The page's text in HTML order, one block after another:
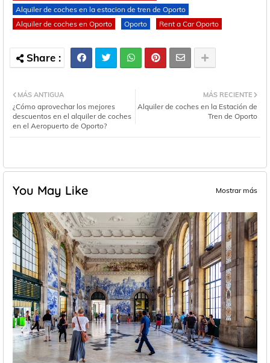
Alquiler de coches en la estacion de tren de Oporto
Alquiler de coches en Oporto
Oporto Rent a Car Oporto
MÁS RECIENTE
Alquiler de coches en la Estación de
Tren de Oporto
MÁS ANTIGUA
¿Cómo aprovechar los mejores
descuentos en el alquiler de coches
en el Aeropuerto de Oporto?
You May Like Mostrar más